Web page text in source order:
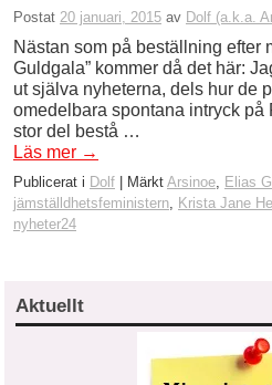
Postat 20 januari, 2015 av Dolf (a.k.a.
Nästan som på beställning efter
Guldgala” kommer då det här:
ut själva nyheterna, dels hur de
omedelbara spontana intryck på
stor del bestå …
Läs mer →
Publicerat i Dolf | Märkt Arsinoe Elias
jämställdhetsfeministern Krista Jane
nyheter24
Aktuellt